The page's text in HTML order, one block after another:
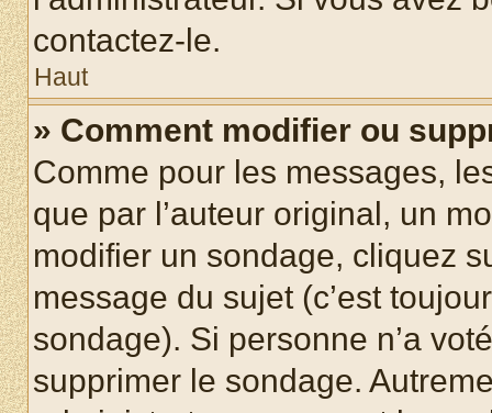
contactez-le.
Haut
» Comment modifier ou
Comme pour les messages,
que par l’auteur original, un
modifier un sondage, cliquez
message du sujet (c’est
sondage). Si personne n’a
supprimer le sondage.